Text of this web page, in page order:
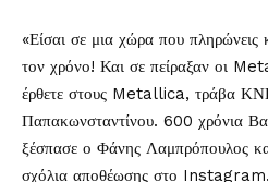
«Είσαι σε μια χώρα που πληρώνεις
τον χρόνο! Και σε πείραξαν οι
έρθετε στους Metallica, τράβα
Παπακωνσταντίνου. 600 χρόνια
ξέσπασε ο Φάνης Λαμπρόπουλος
σχόλια αποθέωσης στο Instagram.